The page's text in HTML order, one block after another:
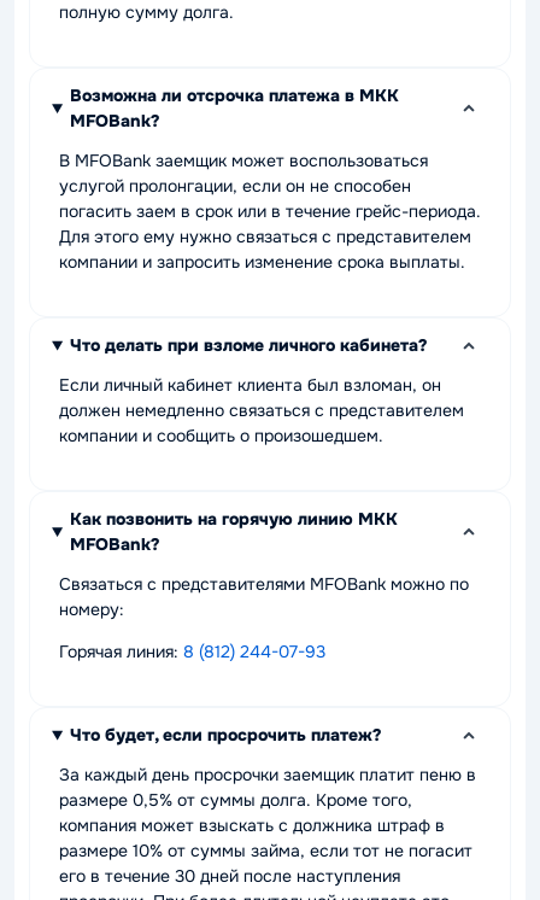
полную сумму долга.
Возможна ли отсрочка платежа в МКК
MFOBank?
В MFOBank заемщик может воспользоваться
услугой пролонгации, если он не способен
погасить заем в срок или в течение грейс-периода.
Для этого ему нужно связаться с представителем
компании и запросить изменение срока выплаты.
Что делать при взломе личного кабинета?
Если личный кабинет клиента был взломан, он
должен немедленно связаться с представителем
компании и сообщить о произошедшем.
Как позвонить на горячую линию МКК
MFOBank?
Связаться с представителями MFOBank можно по
номеру:
Горячая линия: 8 (812) 244-07-93
Что будет, если просрочить платеж?
За каждый день просрочки заемщик платит пеню в
размере 0,5% от суммы долга. Кроме того,
компания может взыскать с должника штраф в
размере 10% от суммы займа, если тот не погасит
его в течение 30 дней после наступления